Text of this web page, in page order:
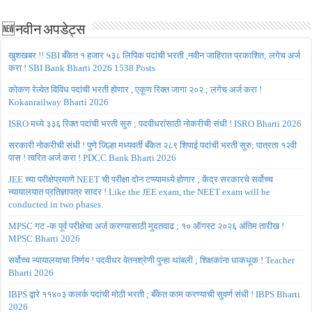
🆕नवीन अपडेट्स
खुशखबर !! SBI बँकेत १ हजार ५३८ लिपिक पदांची भरती ,नवीन जाहिरात प्रकाशित; लगेच अर्ज
करा ! SBI Bank Bharti 2026 1538 Posts
कोकण रेल्वेत विविध पदांची भरती होणार , एकूण रिक्त जागा २०२ ; लगेच अर्ज करा !
Kokanrailway Bharti 2026
ISRO मध्ये ३३६ रिक्त पदांची भरती सुरु ; पदवीधरांसाठी नोकरीची संधी ! ISRO Bharti 2026
सरकारी नोकरीची संधी ! पुणे जिल्हा मध्यवर्ती बँकेत २८९ शिपाई पदांची भरती सुरु; पात्रता १२वी
पास ! त्वरित अर्ज करा ! PDCC Bank Bharti 2026
JEE च्या परीक्षेप्रमाणे NEET ची परीक्षा दोन टप्प्यामध्ये होणार ; केंद्र सरकारचे सर्वोच्च
न्यायालयात प्रतिज्ञापत्र सादर ! Like the JEE exam, the NEET exam will be
conducted in two phases.
MPSC गट -क पूर्व परीक्षेचा अर्ज करण्यासाठी मुदतवाढ ; १० ऑगस्ट २०२६ अंतिम तारीख !
MPSC Bharti 2026
सर्वोच्च न्यायालयाचा निर्णय ! पदवीधर वेतनश्रेणी पुन्हा थांबली ; शिक्षकांना धाकधूक ! Teacher
Bharti 2026
IBPS द्वारे ११४०३ कलर्क पदांची मोठी भरती ; बँकेत काम करण्याची सुवर्ण संधी ! IBPS Bharti
2026